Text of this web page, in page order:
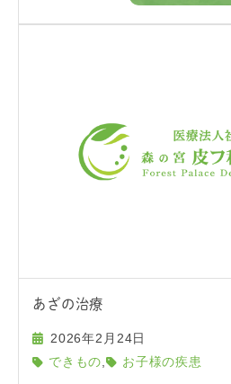
あざの治療
2026年2月24日
できもの , お子様の疾患